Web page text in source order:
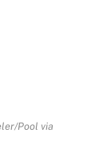
Pool via